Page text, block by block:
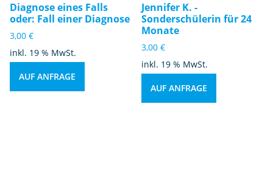
Diagnose eines Falls
oder: Fall einer Diagnose
3,00 €
inkl. 19 % MwSt.
AUF ANFRAGE
Jennifer K. -
Sonderschülerin für 24
Monate
3,00€
inkl. 19 % MwSt.
AUF ANFRAGE